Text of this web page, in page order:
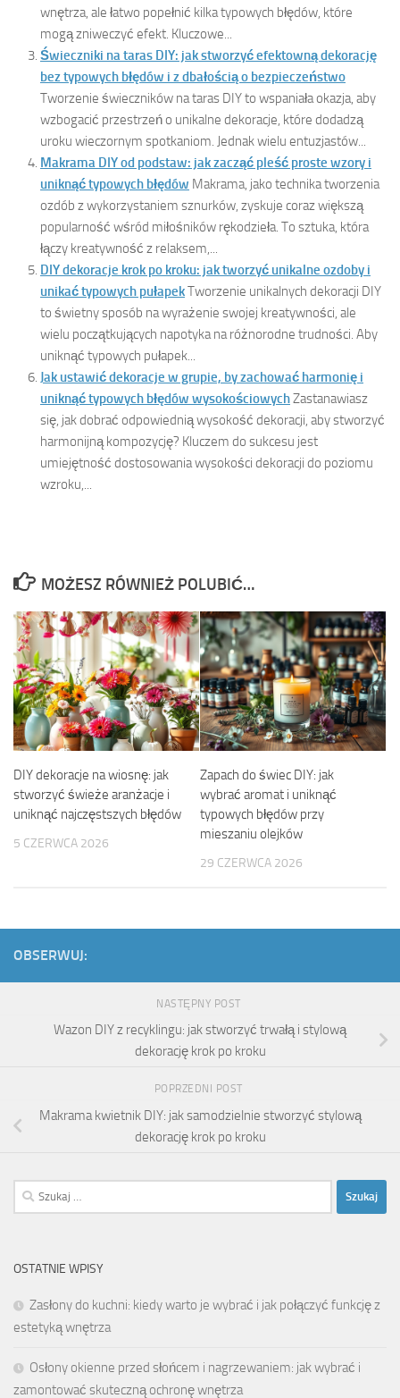
wnętrza, ale łatwo popełnić kilka typowych błędów, które
mogą zniweczyć efekt. Kluczowe...
Świeczniki na taras DIY: jak stworzyć efektowną dekorację
bez typowych błędów i z dbałością o bezpieczeństwo
Tworzenie świeczników na taras DIY to wspaniała okazja, aby
wzbogacić przestrzeń o unikalne dekoracje, które dodadzą
uroku wieczornym spotkaniom. Jednak wielu entuzjastów...
Makrama DIY od podstaw: jak zacząć pleść proste wzory i
uniknąć typowych błędów Makrama, jako technika tworzenia
ozdób z wykorzystaniem sznurków, zyskuje coraz większą
popularność wśród miłośników rękodzieła. To sztuka, która
łączy kreatywność z relaksem,...
DIY dekoracje krok po kroku: jak tworzyć unikalne ozdoby i
unikać typowych pułapekTworzenie unikalnych dekoracji DIY
to świetny sposób na wyrażenie swojej kreatywności, ale
wielu początkujących napotyka na różnorodne trudności. Aby
uniknąć typowych pułapek...
Jak ustawić dekoracje w grupie, by zachować harmonię i
uniknąć typowych błędów wysokościowychZastanawiasz
się, jak dobrać odpowiednią wysokość dekoracji, aby stworzyć
harmonijną kompozycję? Kluczem do sukcesu jest
umiejętność dostosowania wysokości dekoracji do poziomu
wzroku,...
MOŻESZ RÓWNIEŻ POLUBIĆ…
DIY dekoracje na wiosnę: jak
stworzyć świeże aranżacje i
uniknąć najczęstszych błędów
5 CZERWCA 2026
Zapach do świec DIY: jak
wybrać aromat i uniknąć
typowych błędów przy
mieszaniu olejków
29 CZERWCA 2026
OBSERWUJ:
NASTĘPNY POST
Wazon DIY z recyklingu: jak stworzyć trwałą i stylową
dekorację krok po kroku
POPRZEDNI POST
Makrama kwietnik DIY: jak samodzielnie stworzyć stylową
dekorację krok po kroku
Szukaj:
OSTATNIE WPISY
Zasłony do kuchni: kiedy warto je wybrać i jak połączyć funkcję z
estetyką wnętrza
Osłony okienne przed słońcem i nagrzewaniem: jak wybrać i
zamontować skuteczną ochronę wnętrza